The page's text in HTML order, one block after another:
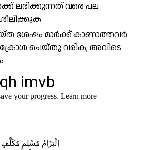
ലഭിക്കുന്നത് വരെ പല
ശേഷം മാർക്ക് കാണാത്തവർ
ചെയ്തു വരിക, അവിടെ